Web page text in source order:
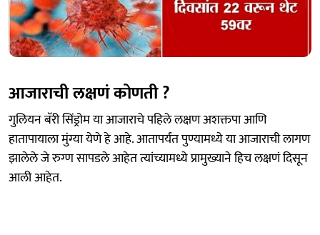
आजाराची लक्षणं कोणती ?
गुलियन बॅरी सिंड्रोम या आजाराचे पहिले लक्षण अशक्तपा आणि
हातापायाला मुंग्या येणे हे आहे. आतापर्यंत पुण्यामध्ये या आजाराची लागण
झालेले जे रुग्ण सापडले आहेत त्यांच्यामध्ये प्रामुख्याने हिच लक्षणं दिसून
आली आहेत.